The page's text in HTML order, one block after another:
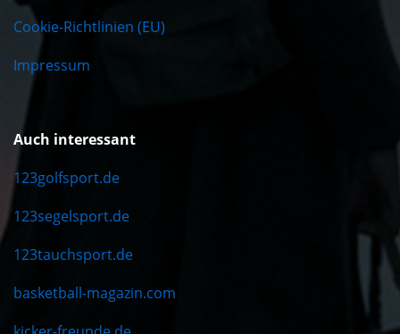
Cookie-Richtlinien (EU)
Impressum
Auch interessant
123golfsport.de
123segelsport.de
123tauchsport.de
basketball-magazin.com